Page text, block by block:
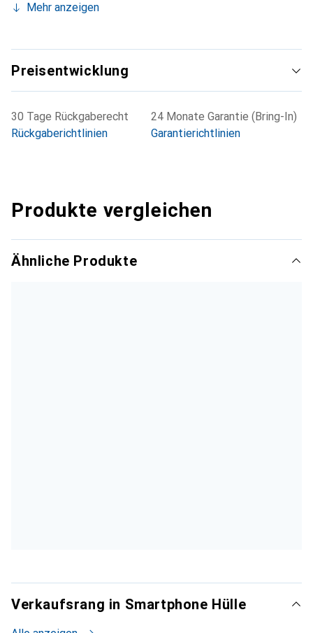
Mehr anzeigen
Preisentwicklung
30 Tage Rückgaberecht
Rückgaberichtlinien
24 Monate Garantie (Bring-In)
Garantierichtlinien
Produkte vergleichen
Ähnliche Produkte
Verkaufsrang in Smartphone Hülle